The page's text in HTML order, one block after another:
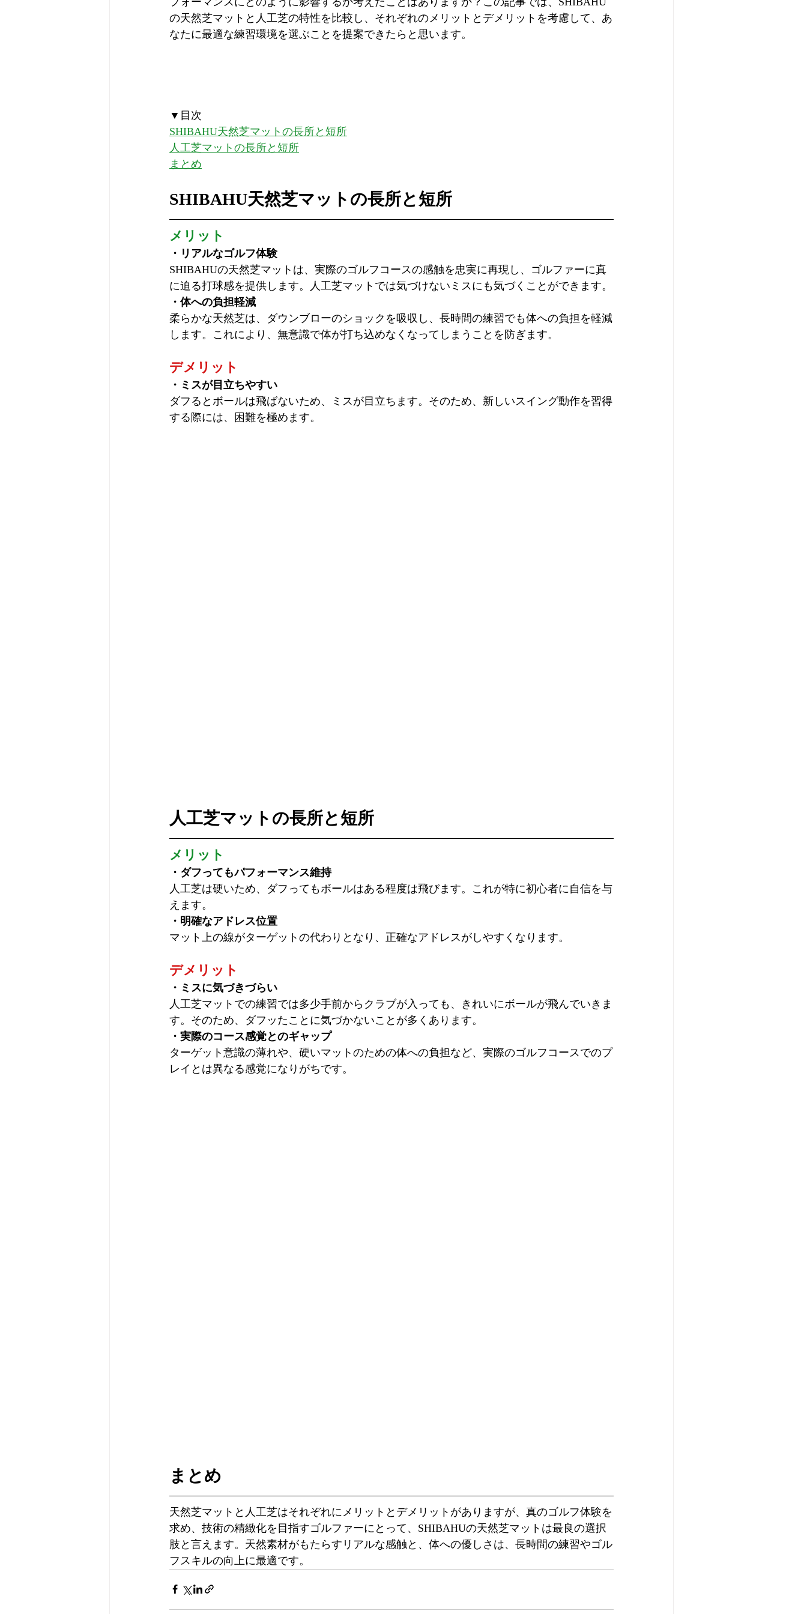
の天然芝マットと人工芝の特性を比較し、それぞれのメリットとデメリットを考慮して、あ
なたに最適な練習環境を選ぶことを提案できたらと思います。
▼目次
SHIBAHU天然芝マットの長所と短所
人工芝マットの長所と短所
まとめ
SHIBAHU天然芝マットの長所と短所
メリット
・リアルなゴルフ体験
SHIBAHUの天然芝マットは、実際のゴルフコースの感触を忠実に再現し、ゴルファーに真
に迫る打球感を提供します。人工芝マットでは気づけないミスにも気づくことができます。
・体への負担軽減
柔らかな天然芝は、ダウンブローのショックを吸収し、長時間の練習でも体への負担を軽減
します。これにより、無意識で体が打ち込めなくなってしまうことを防ぎます。
デメリット
・ミスが目立ちやすい
ダフるとボールは飛ばないため、ミスが目立ちます。そのため、新しいスイング動作を習得
する際には、困難を極めます。
人工芝マットの長所と短所
メリット
・ダフってもパフォーマンス維持
人工芝は硬いため、ダフってもボールはある程度は飛びます。これが特に初心者に自信を与
えます。
・明確なアドレス位置
マット上の線がターゲットの代わりとなり、正確なアドレスがしやすくなります。
デメリット
・ミスに気づきづらい
人工芝マットでの練習では多少手前からクラブが入っても、きれいにボールが飛んでいきま
す。そのため、ダフッたことに気づかないことが多くあります。
・実際のコース感覚とのギャップ
ターゲット意識の薄れや、硬いマットのための体への負担など、実際のゴルフコースでのプ
レイ とは異なる感覚になりがちです。
まとめ
天然芝マットと人工芝はそれぞれにメリットとデメリットがありますが、真のゴルフ体験を
求め、技術の精緻化を目指すゴルファーにとって、SHIBAHUの天然芝マットは最良の選択
肢と言えます。天然素材がもたらすリアルな感触と、体への優しさは、長時間の練習やゴル
フスキルの向上に最適です。